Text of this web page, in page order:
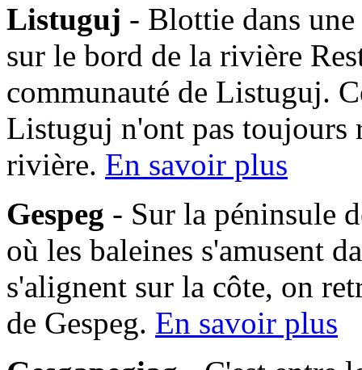
Listuguj - Blottie dans une
sur le bord de la rivière
communauté de Listuguj.
Listuguj n'ont pas toujours
rivière. En savoir plus
Gespeg - Sur la péninsule
où les baleines s'amusent
s'alignent sur la côte, on
de Gespeg. En savoir plus